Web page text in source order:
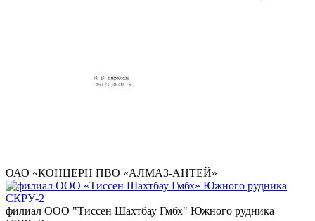
ОАО «КОНЦЕРН ПВО «АЛМАЗ-АНТЕЙ»
филиал ООО "Тиссен Шахтбау Гмбх" Южного рудника